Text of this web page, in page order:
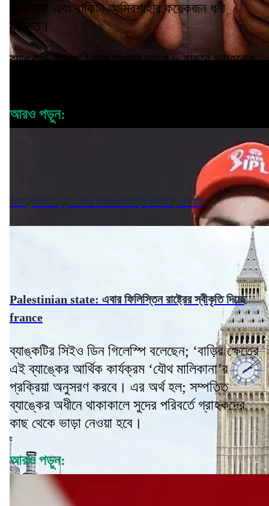
মুসলিমরা এবং বাকিটা আমিরশাহীর কয়েকজন ধনী
ব্যক্তি।
ব্যাঙ্কটি পুরোপুরি চালু হওয়ার আগে ৮ হাজার গ্রাহকের
আরও পড়ুন:
অস্ট্রেলিয়া দুহাত ভরে আমায় উপহার দিয়েছে: বিরাট
Palestinian state: এবার ফিলিস্তিন রাষ্ট্রের স্বীকৃতি দিচ্ছে
france
ব্যাঙ্কটির সিইও ডিন গিলেস্পি বলেছেন; ‘বাড়ির ক্ষেত্রে
এই ব্যাঙ্কের আর্থিক কার্যক্রম ‘যৌথ মালিকানা’র
প্রক্রিয়া অনুসরণ করবে। এর অর্থ হল; সম্পত্তি
ব্যাঙ্কের অধীনে থাকাকালে সুদের পরিবর্তে গ্রাহকদের
কাছ থেকে ভাড়া নেওয়া হবে।
আরও পড়ুন: